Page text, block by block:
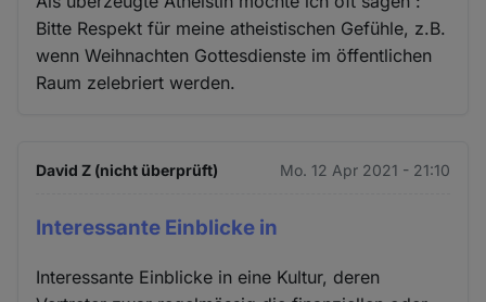
Bitte Respekt für meine atheistischen Gefühle, z.B.
wenn Weihnachten Gottesdienste im öffentlichen
Raum zelebriert werden.
David Z (nicht überprüft) Mo. 12 Apr 2021 - 21:10
Interessante Einblicke in
Interessante Einblicke in eine Kultur, deren